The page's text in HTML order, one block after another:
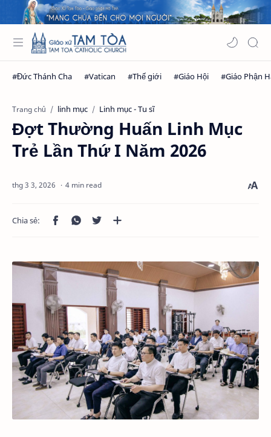
Trang chủ linh mục Linh mục - Tu sĩ
Đợt Thường Huấn Linh Mục
Trẻ Lần Thứ I Năm 2026
4 min read